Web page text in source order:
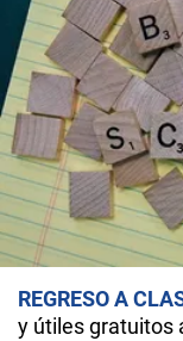
REGRESO A
y útiles gratuitos